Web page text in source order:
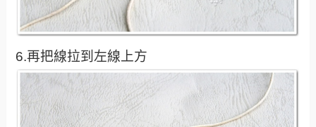
6.再把線拉到左線上方